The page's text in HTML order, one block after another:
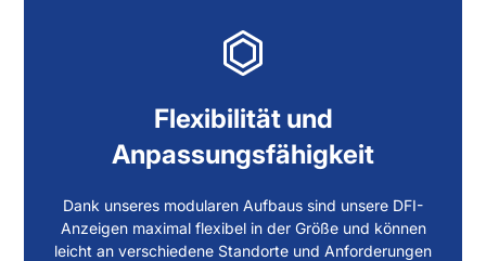
Flexibilität und
Anpassungsfähigkeit
Dank unseres modularen Aufbaus sind unsere DFI-
Anzeigen maximal flexibel in der Größe und können
leicht an verschiedene Standorte und Anforderungen